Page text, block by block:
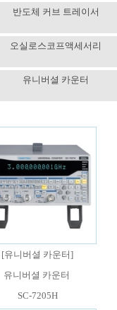
반도체 커브 트레이서
오실로스코프액세서리
유니버셜 카운터
[유니버셜 카운터 ]
유니버셜 카운터
SC-7205H